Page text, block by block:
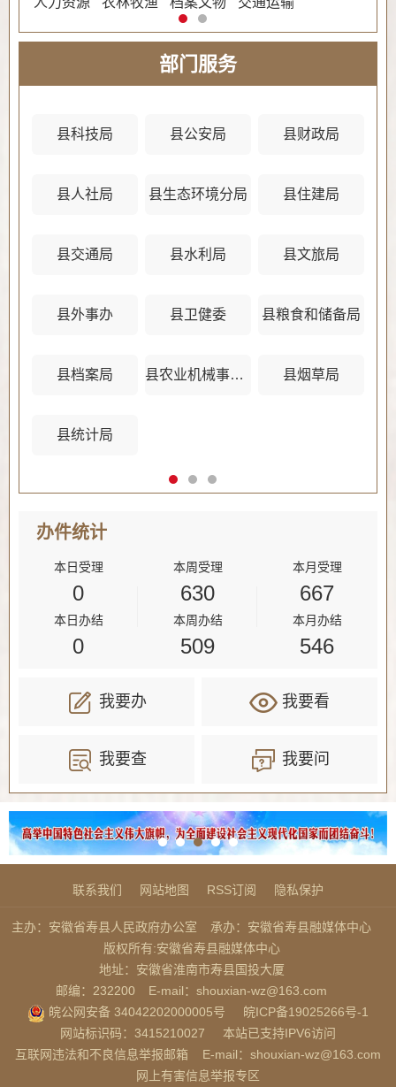
部门服务
县科技局 县公安局 县财政局
县人社局 县生态环境分局 县住建局
县交通局 县水利局 县文旅局
县外事办 县卫健委 县粮食和储备局
县档案局 县农业机械事务管理中心 县烟草局
县统计局
办件统计
本日受理
0
本日办结
0
本周受理
630
本周办结
509
本月受理
667
本月办结
546
我要办 我要看
我要查 我要问
联系我们 网站地图 RSS订阅 隐私保护
主办：安徽省寿县人民政府办公室
承办：安徽省寿县融媒体中心
版权所有:安徽省寿县融媒体中心
地址：安徽省淮南市寿县国投大厦
邮编：232200
E-mail：shouxian-wz@163.com
皖公网安备 34042202000005号
皖ICP备19025266号-1
网站标识码：3415210027
本站已支持IPV6访问
互联网违法和不良信息举报邮箱
E-mail：shouxian-wz@163.com
网上有害信息举报专区